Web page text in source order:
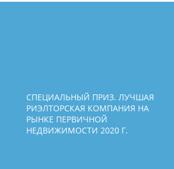
СПЕЦИАЛЬНЫЙ ПРИЗ. ЛУЧШАЯ
РИЭЛТОРСКАЯ КОМПАНИЯ НА
РЫНКЕ ПЕРВИЧНОЙ
НЕДВИЖИМОСТИ 2020 Г.